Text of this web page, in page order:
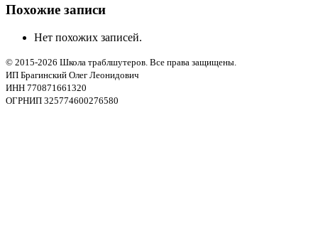
Похожие записи
Нет похожих записей.
© 2015-2026 Школа траблшутеров. Все права защищены.
ИП Брагинский Олег Леонидович
ИНН 770871661320
ОГРНИП 325774600276580